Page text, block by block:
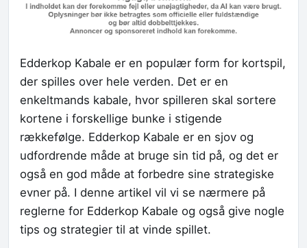
Edderkop Kabale er en populær form for kortspil,
der spilles over hele verden. Det er en
enkeltmands kabale, hvor spilleren skal sortere
kortene i forskellige bunke i stigende
rækkefølge. Edderkop Kabale er en sjov og
udfordrende måde at bruge sin tid på, og det er
også en god måde at forbedre sine strategiske
evner på. I denne artikel vil vi se nærmere på
reglerne for Edderkop Kabale og også give nogle
tips og strategier til at vinde spillet.